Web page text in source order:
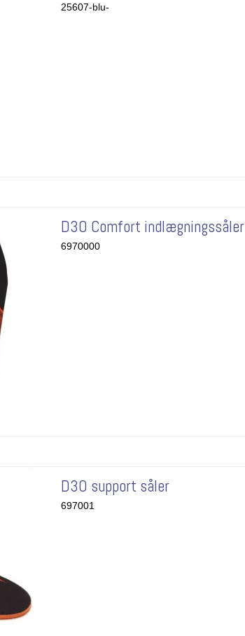
25607-blu-
D3O Comfort indlægningssåler
6970000
D3O support såler
697001